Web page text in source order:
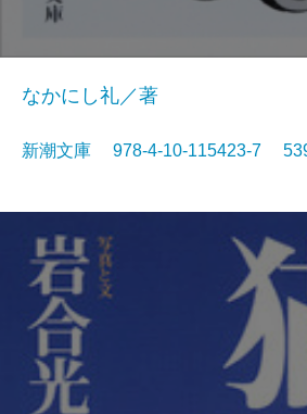
なかにし礼／著
新潮文庫 978-4-10-115423-7